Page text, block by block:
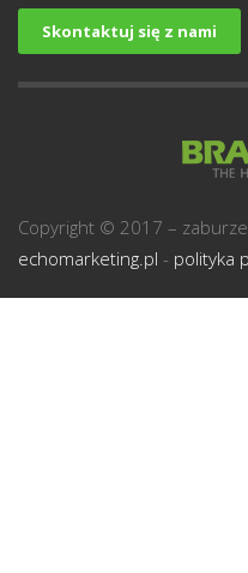
Skontaktuj się z nami
Copyright © 2017 –
echomarketing.pl - polityka